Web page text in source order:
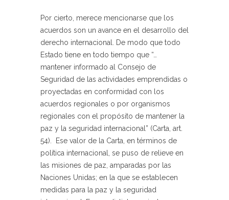
Por cierto, merece mencionarse que los
acuerdos son un avance en el desarrollo del
derecho internacional. De modo que todo
Estado tiene en todo tiempo que “…
mantener informado al Consejo de
Seguridad de las actividades emprendidas o
proyectadas en conformidad con los
acuerdos regionales o por organismos
regionales con el propósito de mantener la
paz y la seguridad internacional” (Carta, art.
54). Ese valor de la Carta, en términos de
política internacional, se puso de relieve en
las misiones de paz, amparadas por las
Naciones Unidas; en la que se establecen
medidas para la paz y la seguridad